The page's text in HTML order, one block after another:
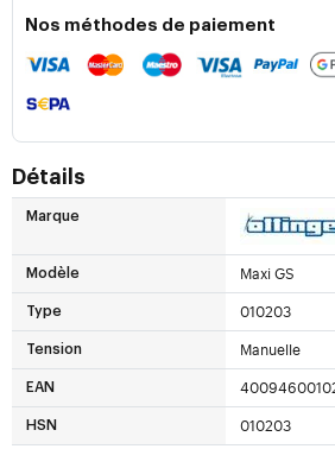
Nos méthodes de paiement
Détails
Marque
Modèle Maxi GS
Type 010203
Tension Manuelle
EAN
HSN 010203